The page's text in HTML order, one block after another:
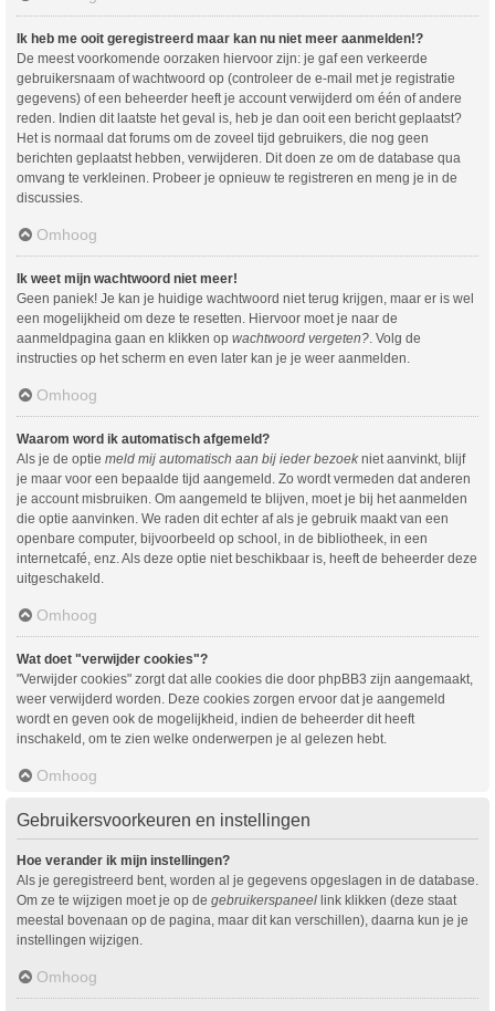
Ik heb me ooit geregistreerd maar kan nu niet meer aanmelden!?
De meest voorkomende oorzaken hiervoor zijn: je gaf een verkeerde
gebruikersnaam of wachtwoord op (controleer de e-mail met je registratie
gegevens) of een beheerder heeft je account verwijderd om één of andere
reden. Indien dit laatste het geval is, heb je dan ooit een bericht geplaatst?
Het is normaal dat forums om de zoveel tijd gebruikers, die nog geen
berichten geplaatst hebben, verwijderen. Dit doen ze om de database qua
omvang te verkleinen. Probeer je opnieuw te registreren en meng je in de
discussies.
Omhoog
Ik weet mijn wachtwoord niet meer!
Geen paniek! Je kan je huidige wachtwoord niet terug krijgen, maar er is wel
een mogelijkheid om deze te resetten. Hiervoor moet je naar de
aanmeldpagina gaan en klikken op wachtwoord vergeten? . Volg de
instructies op het scherm en even later kan je je weer aanmelden.
Omhoog
Waarom word ik automatisch afgemeld?
Als je de optie meld mij automatisch aan bij ieder bezoek niet aanvinkt, blijf
je maar voor een bepaalde tijd aangemeld. Zo wordt vermeden dat anderen
je account misbruiken. Om aangemeld te blijven, moet je bij het aanmelden
die optie aanvinken. We raden dit echter af als je gebruik maakt van een
openbare computer, bijvoorbeeld op school, in de bibliotheek, in een
internetcafé, enz. Als deze optie niet beschikbaar is, heeft de beheerder deze
uitgeschakeld.
Omhoog
Wat doet "verwijder cookies"?
"Verwijder cookies" zorgt dat alle cookies die door phpBB3 zijn aangemaakt,
weer verwijderd worden. Deze cookies zorgen ervoor dat je aangemeld
wordt en geven ook de mogelijkheid, indien de beheerder dit heeft
inschakeld, om te zien welke onderwerpen je al gelezen hebt.
Omhoog
Gebruikersvoorkeuren en instellingen
Hoe verander ik mijn instellingen?
Als je geregistreerd bent, worden al je gegevens opgeslagen in de database.
Om ze te wijzigen moet je op de gebruikerspaneel link klikken (deze staat
meestal bovenaan op de pagina, maar dit kan verschillen), daarna kun je je
instellingen wijzigen.
Omhoog